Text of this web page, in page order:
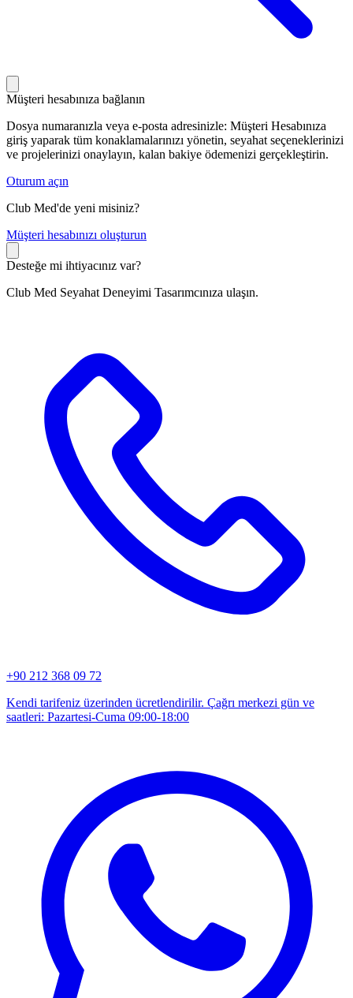
Müşteri hesabınıza bağlanın
Dosya numaranızla veya e-posta adresinizle: Müşteri Hesabınıza
giriş yaparak tüm konaklamalarınızı yönetin, seyahat seçeneklerinizi
ve projelerinizi onaylayın, kalan bakiye ödemenizi gerçekleştirin.
Oturum açın
Club Med'de yeni misiniz?
Müşteri hesabınızı oluşturun
Desteğe mi ihtiyacınız var?
Club Med Seyahat Deneyimi Tasarımcınıza ulaşın.
+90 212 368 09 72
Kendi tarifeniz üzerinden ücretlendirilir. Çağrı merkezi gün ve
saatleri: Pazartesi-Cuma 09:00-18:00